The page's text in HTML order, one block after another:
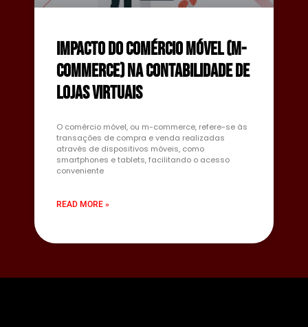
Impacto do Comércio Móvel (M-
commerce) na Contabilidade de
Lojas Virtuais
O comércio móvel, ou m-commerce, refere-se às
transações de compra e venda realizadas
através de dispositivos móveis, como
smartphones e tablets, facilitando o acesso
conveniente
READ MORE »